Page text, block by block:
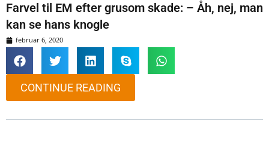
Farvel til EM efter grusom skade: – Åh, nej, man
kan se hans knogle
februar 6, 2020
CONTINUE READING